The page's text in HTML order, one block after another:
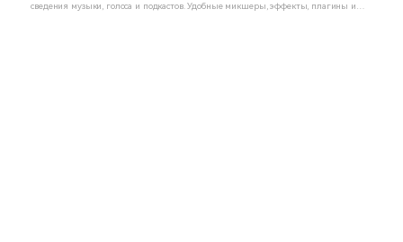
сведения музыки, голоса и подкастов. Удобные микшеры, эффекты, плагины и